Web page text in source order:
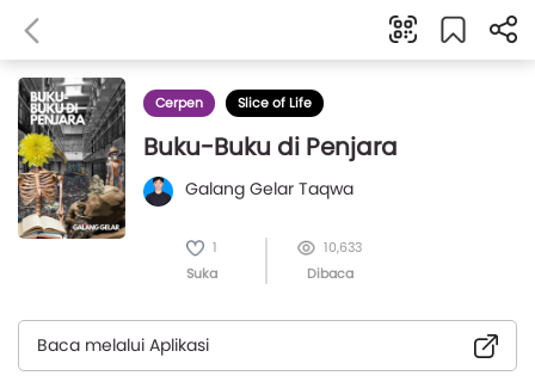
Cerpen Slice of Life
Buku-Buku di Penjara
Galang Gelar Taqwa
1
Suka
10,633
Dibaca
Baca melalui Aplikasi